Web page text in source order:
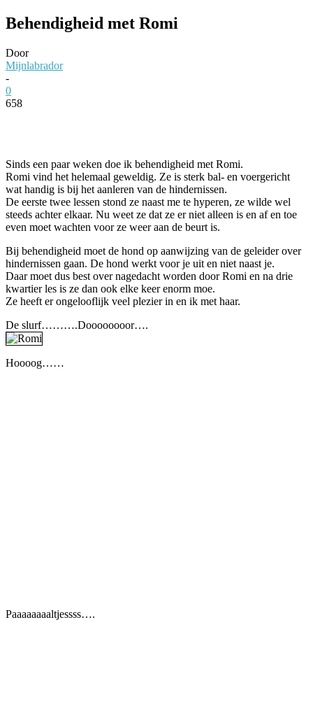
Behendigheid met Romi
Door
Mijnlabrador
-
0
658
Sinds een paar weken doe ik behendigheid met Romi.
Romi vind het helemaal geweldig. Ze is sterk bal- en voergericht
wat handig is bij het aanleren van de hindernissen.
De eerste twee lessen stond ze naast me te hyperen, ze wilde wel
steeds achter elkaar. Nu weet ze dat ze er niet alleen is en af en toe
even moet wachten voor ze weer aan de beurt is.
Bij behendigheid moet de hond op aanwijzing van de geleider over
hindernissen gaan. De hond werkt voor je uit en niet naast je.
Daar moet dus best over nagedacht worden door Romi en na drie
kwartier les is ze dan ook elke keer enorm moe.
Ze heeft er ongelooflijk veel plezier in en ik met haar.
De slurf……….Doooooooor….
Hoooog……
Paaaaaaaaltjessss….